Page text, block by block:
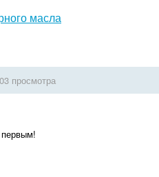
масла
просмотра